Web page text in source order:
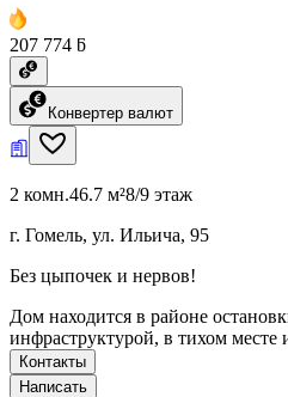
207 774 ƃ
Конвертер валют
2 комн.46.7 м²8/9 этаж
г. Гомель, ул. Ильича, 95
Без цыпочек и нервов!
Дом находится в районе
инфраструктурой, в тихом
Контакты
Написать